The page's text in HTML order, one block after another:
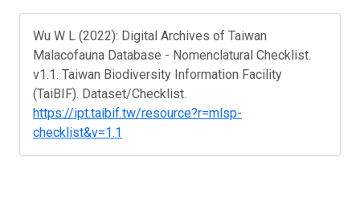
Wu W L (2022): Digital Archives of Taiwan
Malacofauna Database - Nomenclatural Checklist.
v1.1. Taiwan Biodiversity Information Facility
(TaiBIF). Dataset/Checklist.
https://ipt.taibif.tw/resource?r=mlsp-
checklist&v=1.1